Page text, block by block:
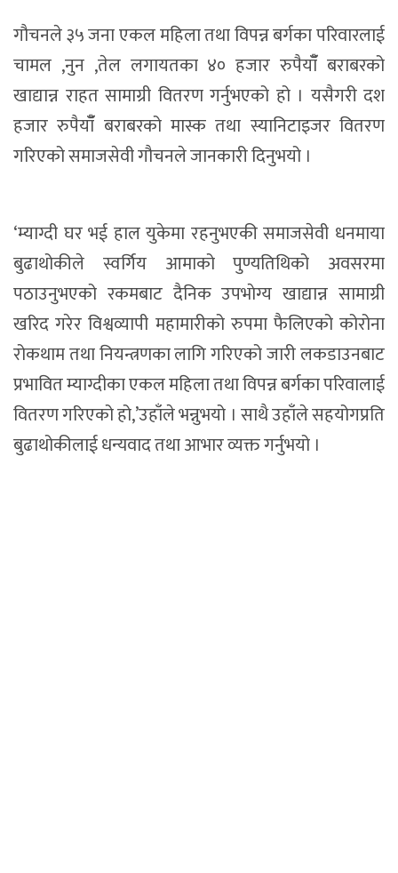
गौचनले ३५ जना एकल महिला तथा विपन्न बर्गका परिवारलाई
चामल ,नुन ,तेल लगायतका ४० हजार रुपैयाँँ बराबरको
खाद्यान्न राहत सामाग्री वितरण गर्नुभएको हो । यसैगरी दश
हजार रुपैयाँँ बराबरको मास्क तथा स्यानिटाइजर वितरण
गरिएको समाजसेवी गौचनले जानकारी दिनुभयो ।
‘म्याग्दी घर भई हाल युकेमा रहनुभएकी समाजसेवी धनमाया
बुढाथोकीले स्वर्गिय आमाको पुण्यतिथिको अवसरमा
पठाउनुभएको रकमबाट दैनिक उपभाेग्य खाद्यान्न सामाग्री
खरिद गरेर विश्वव्यापी महामारीको रुपमा फैलिएको कोरोना
रोकथाम तथा नियन्त्रणका लागि गरिएको जारी लकडाउनबाट
प्रभावित म्याग्दीका एकल महिला तथा विपन्न बर्गका परिवालाई
वितरण गरिएको हो,’उहाँले भन्नुभयो । साथै उहाँले सहयोगप्रति
बुढाथोकीलाई धन्यवाद तथा आभार व्यक्त गर्नुभयो ।